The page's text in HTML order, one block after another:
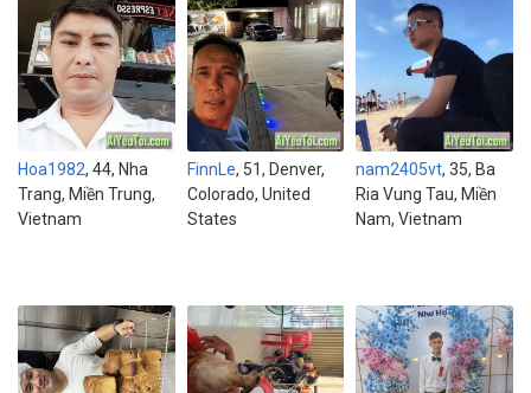
Hoa1982, 44, Nha
Trang, Miền Trung,
Vietnam
FinnLe, 51, Denver,
Colorado, United
States
nam2405vt, 35, Ba
Ria Vung Tau, Miền
Nam, Vietnam